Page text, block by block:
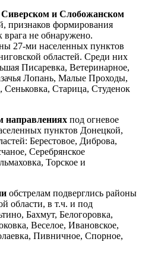
и Слобожанском
признаков формирования
врага не обнаружено.
27-ми населенных пунктов
областей. Среди них
Писаревка, Ветеринарное,
Лопань, Малые Проходы,
Сеньковка, Старица, Студенок
направлениях под огневое
пунктов Донецкой,
Берестовое, Диброва,
Серебрянское
Торское и
обстрелам подверглись районы
области, в т.ч. и под
Бахмут, Белогоровка,
Веселое, Ивановское,
Пивничное, Спорное,